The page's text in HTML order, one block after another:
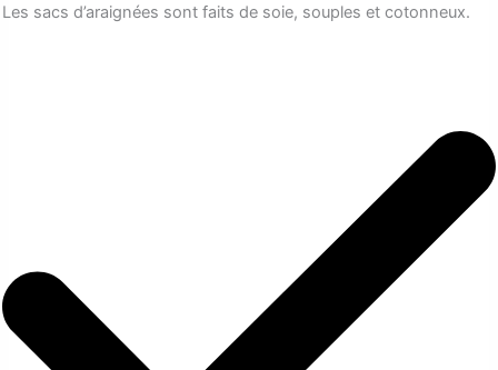
Les sacs d’araignées sont faits de soie, souples et cotonneux.